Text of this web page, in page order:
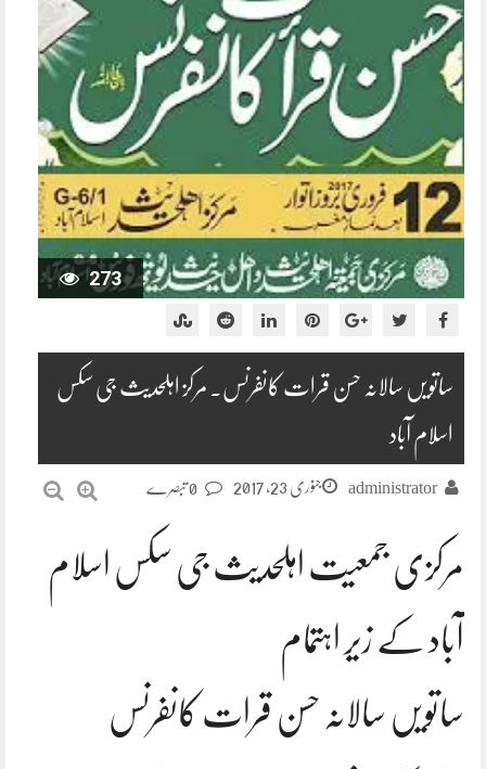
273
ساتویں سالانہ حسن قرات کانفرنس۔ مرکز اہلحدیث جی سکس
اسلام آباد
administrator جنوری 23, 2017
مرکزی جمعیت اہلحدیث جی سکس اسلام
آباد کے زیر اہتمام
ساتویں سالانہ حسن قرات کانفرنس